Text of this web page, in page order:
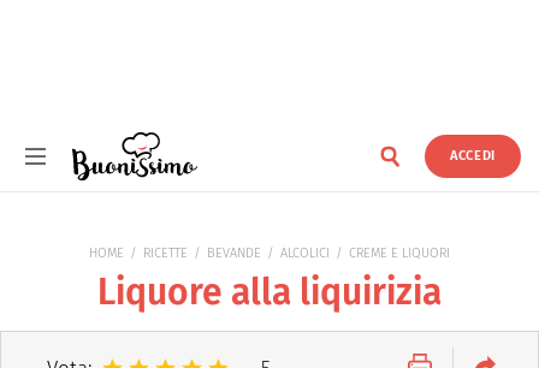
ACCEDI
HOME RICETTE BEVANDE ALCOLICI CREME E LIQUORI
Liquore alla liquirizia